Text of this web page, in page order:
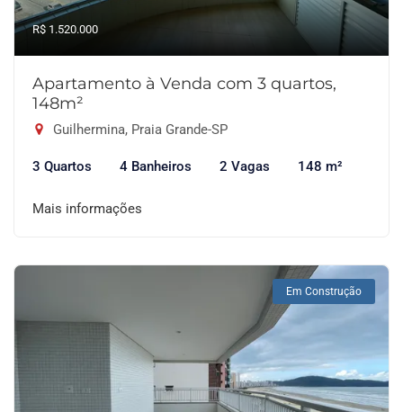
R$ 1.520.000
Apartamento à Venda com 3 quartos,
148m²
Guilhermina, Praia Grande-SP
3 Quartos 4 Banheiros 2 Vagas 148 m²
Mais informações
Em Construção